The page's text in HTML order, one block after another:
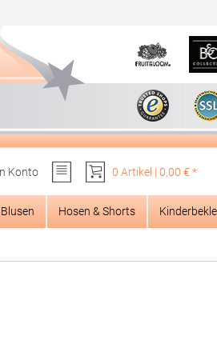
Konto
0 Artikel | 0,00 € *
Hosen & Shorts